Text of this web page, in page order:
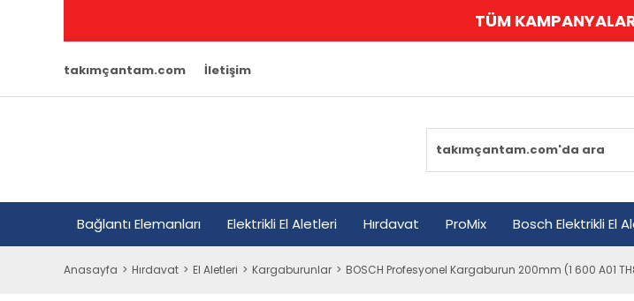
TÜM
takımçantam.com İletişim
Bağlantı Elemanları Elektrikli El Aletleri Hırdavat ProMix Bosch Elektrikli El
Anasayfa Hırdavat El Aletleri Kargaburunlar BOSCH Profesyonel Kargaburun 200mm (1 600 A01